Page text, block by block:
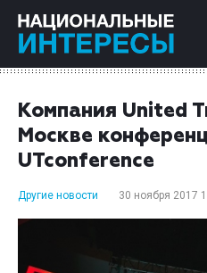
Компания United
Москве
UTconference
Другие новости 30 ноября 2017